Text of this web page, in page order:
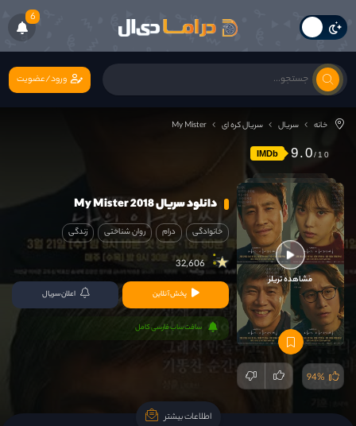
6
ورود/عضویت
خانه سریال سریال کره ای My Mister
IMDb 9.0
مشاهده تریلر
94%
دانلود سریال My Mister 2018
خانوادگی درام روان شناختی زندگی
32,606
پخش آنلاین اعلان سریال
سافت ساب فارسی کامل
اطلاعات بیشتر